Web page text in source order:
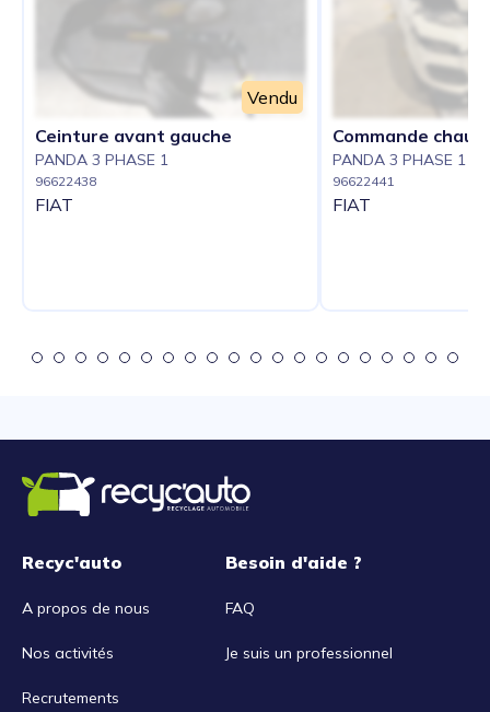
Vendu
Ceinture avant gauche
PANDA 3 PHASE 1
96622438
FIAT
Commande
PANDA 3 PHASE 1
96622441
FIAT
Recyc'auto
A propos de nous
Nos activités
Recrutements
Besoin d'aide ?
FAQ
Je suis un professionnel